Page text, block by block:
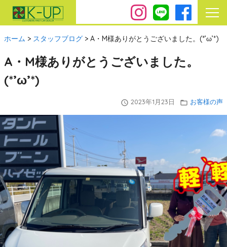
ホーム > スタッフブログ > A・M様ありがとうございました。(*’ω’*)
A・M様ありがとうございました。
(*’ω’*)
query_builder 2023年1月23日 folder_open お客様の声